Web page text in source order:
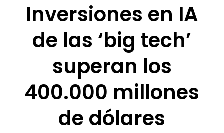
Inversiones en IA
de las ‘big tech’
superan los
400.000 millones
de dólares